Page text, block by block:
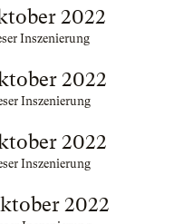
2022
Inszenierung
2022
Inszenierung
2022
Inszenierung
2022